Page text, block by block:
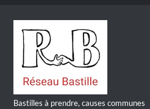
Bastilles à prendre, causes communes